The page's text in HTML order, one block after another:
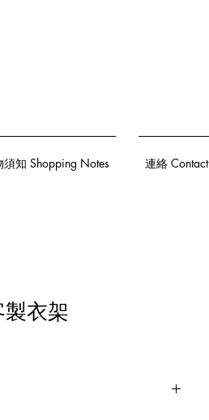
須知 Shopping Notes 連絡 Contact
製衣架